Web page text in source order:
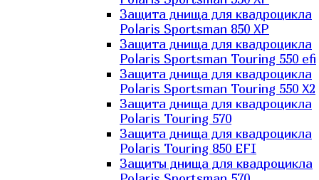
Защита днища для квадроцикла
Polaris Sportsman 850 XP
Защита днища для квадроцикла
Polaris Sportsman Touring 550 efi
Защита днища для квадроцикла
Polaris Sportsman Touring 550 X2
Защита днища для квадроцикла
Polaris Touring 570
Защита днища для квадроцикла
Polaris Touring 850 EFI
Защиты днища для квадроцикла